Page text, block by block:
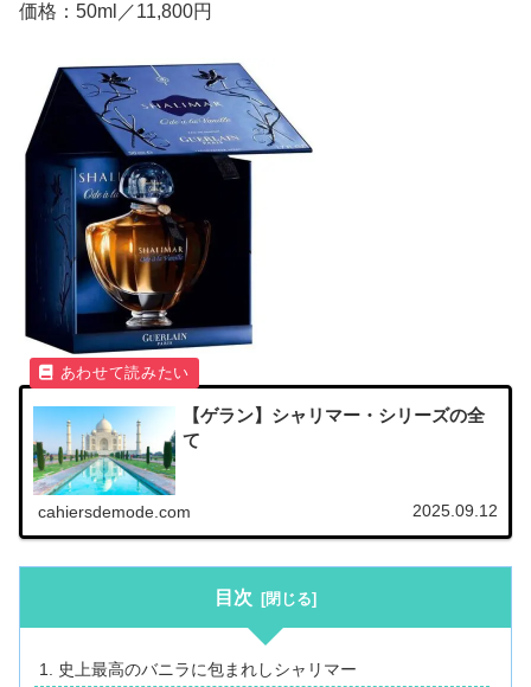
価格：50ml／11,800円
【ゲラン】シャリマー・シリーズの全
て
cahiersdemode.com 2025.09.12
目次
史上最高のバニラに包まれしシャリマー